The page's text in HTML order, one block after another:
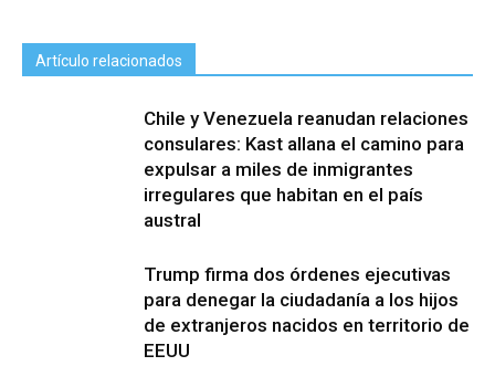
Artículo relacionados
Chile y Venezuela reanudan relaciones
consulares: Kast allana el camino para
expulsar a miles de inmigrantes
irregulares que habitan en el país
austral
Trump firma dos órdenes ejecutivas
para denegar la ciudadanía a los hijos
de extranjeros nacidos en territorio de
EEUU